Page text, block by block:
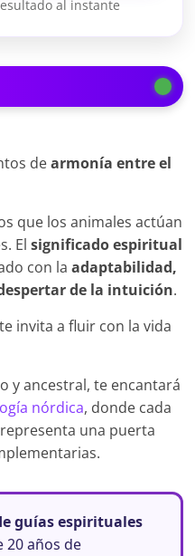
al instante
dearmonía entre el
que los animales actúan
Elsignificado espiritual
con laadaptabilidad,
de la intuición.
invita a fluir con la vida
y ancestral, te encantará
nórdica, donde cada
una puerta
guías espirituales
20 años de